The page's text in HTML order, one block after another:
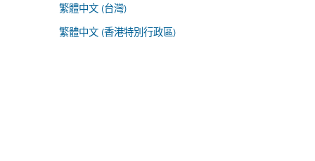
繁體中文 (台灣)
繁體中文 (香港特別行政區)